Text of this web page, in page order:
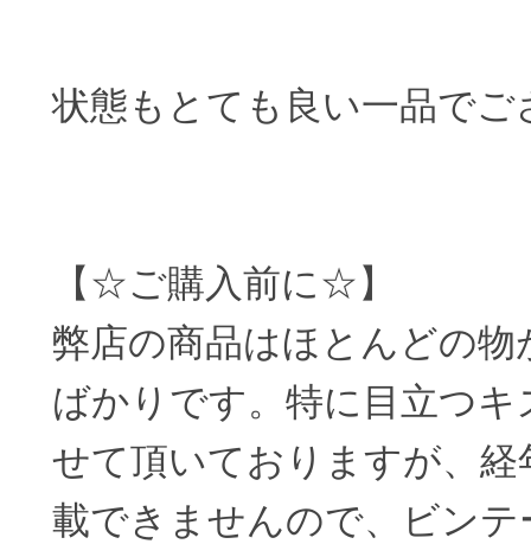
状態もとても良い一品でご
【☆ご購入前に☆】
弊店の商品はほとんどの
ばかりです。特に目立つ
せて頂いておりますが、
載できませんので、ビン